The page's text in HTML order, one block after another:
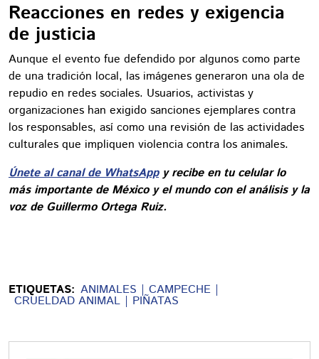
Reacciones en redes y exigencia
de justicia
Aunque el evento fue defendido por algunos como parte
de una tradición local, las imágenes generaron una ola de
repudio en redes sociales. Usuarios, activistas y
organizaciones han exigido sanciones ejemplares contra
los responsables, así como una revisión de las actividades
culturales que impliquen violencia contra los animales.
Únete al canal de WhatsAppy recibe en tu celular lo
más importante de México y el mundo con el análisis y la
voz de Guillermo Ortega Ruiz.
ETIQUETAS: ANIMALES CAMPECHE
CRUELDAD ANIMAL PIÑATAS